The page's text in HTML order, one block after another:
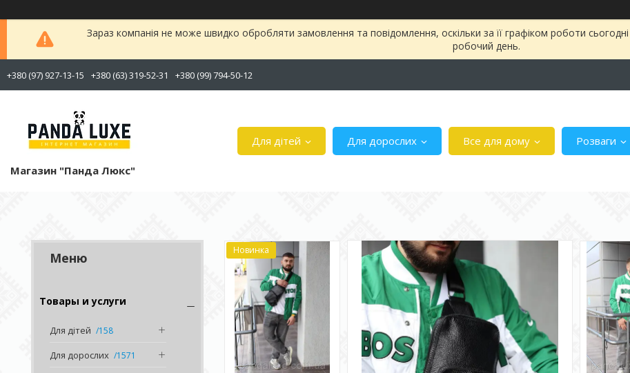
Зараз компанія не може швидко обробляти замовлення та повідомлення, оскільки за її графіком роботи
робочий день.
+380 (97) 927-13-15 +380 (63) 319-52-31 +380 (99) 794-50-12
Магазин "Панда Люкс"
Для дітей Для дорослих Все для дому Розваги
Товары и услуги
Для дітей 158
Для дорослих 1571
Новинка